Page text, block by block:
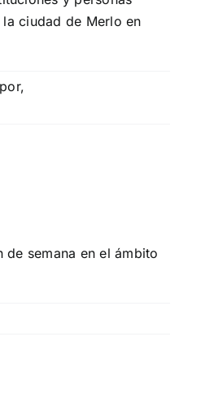
ciudad de Merlo en
,
semana en el ámbito